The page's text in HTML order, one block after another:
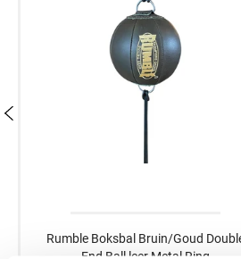
Rumble Boksbal Bruin/Goud